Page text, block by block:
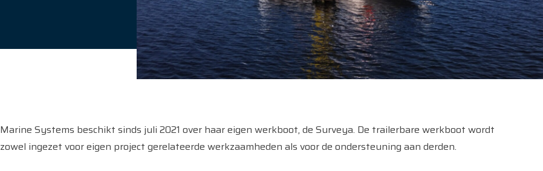
Marine Systems beschikt sinds juli 2021 over haar eigen werkboot, de Surveya. De trailerbare werkboot wordt
zowel ingezet voor eigen project gerelateerde werkzaamheden als voor de ondersteuning aan derden.